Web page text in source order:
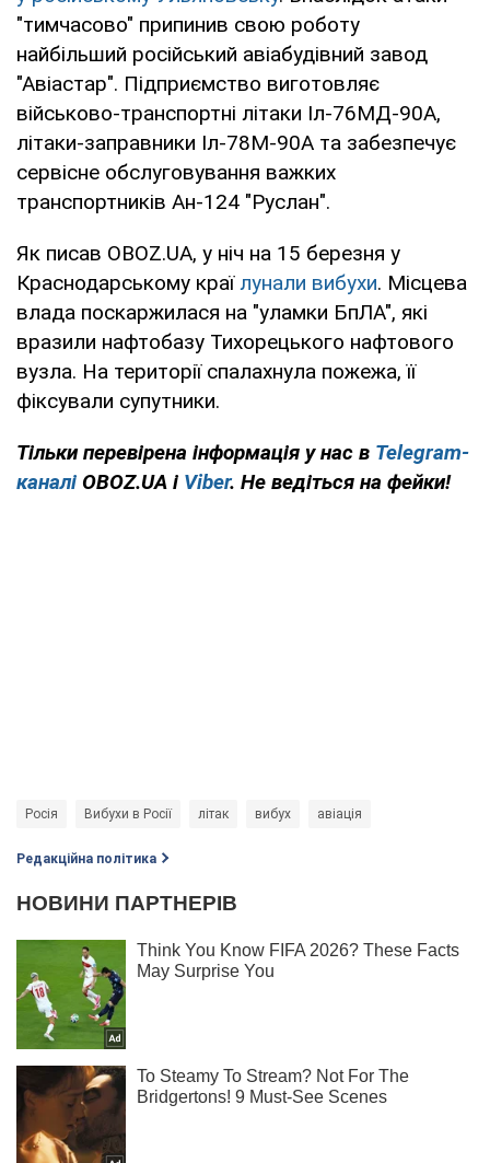
"тимчасово" припинив свою роботу
найбільший російський авіабудівний завод
"Авіастар". Підприємство виготовляє
військово-транспортні літаки Іл‑76МД‑90А,
літаки-заправники Іл‑78М‑90А та забезпечує
сервісне обслуговування важких
транспортників Ан‑124 "Руслан".
Як писав OBOZ.UA, у ніч на 15 березня у
Краснодарському країлунали вибухи. Місцева
влада поскаржилася на "уламки БпЛА", які
вразили нафтобазу Тихорецького нафтового
вузла. На території спалахнула пожежа, її
фіксували супутники.
Тількиперевірена інформація у нас в Telegram-
каналі OBOZ.UA і Viber. Не ведіться на фейки!
Росія Вибухи в Росії літак вибух авіація
Редакційна політика